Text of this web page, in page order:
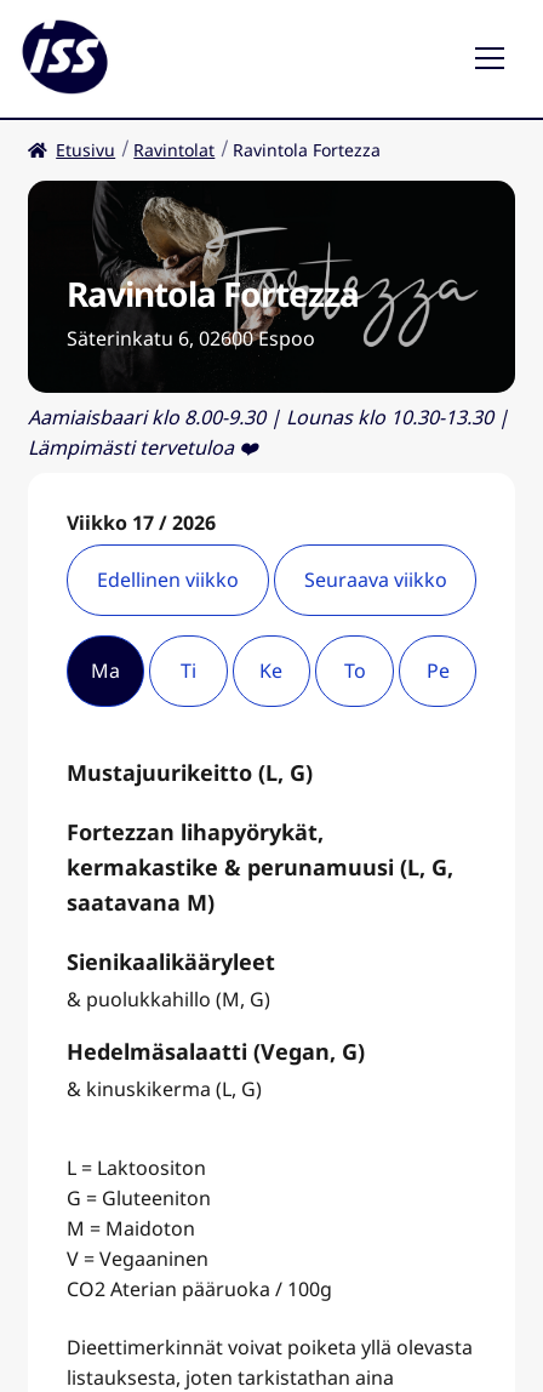
Ravintolat
Kahvilat
Etusivu Ravintolat Ravintola Fortezza
Ravintola Fortezza
Säterinkatu 6, 02600 Espoo
Aamiaisbaari klo 8.00-9.30 | Lounas klo 10.30-13.30 |
Lämpimästi tervetuloa ❤️
Viikko 17 / 2026
Edellinen viikko
Ma Ti Ke To Pe
Seuraava viikko
Mustajuurikeitto (L, G)
Fortezzan lihapyörykät,
kermakastike & perunamuusi (L, G,
saatavana M)
Sienikaalikääryleet
& puolukkahillo (M, G)
Hedelmäsalaatti (Vegan, G)
& kinuskikerma (L, G)
L = Laktoositon
G = Gluteeniton
M = Maidoton
V = Vegaaninen
CO2 Aterian pääruoka / 100g
Dieettimerkinnät voivat poiketa yllä olevasta
listauksesta, joten tarkistathan aina